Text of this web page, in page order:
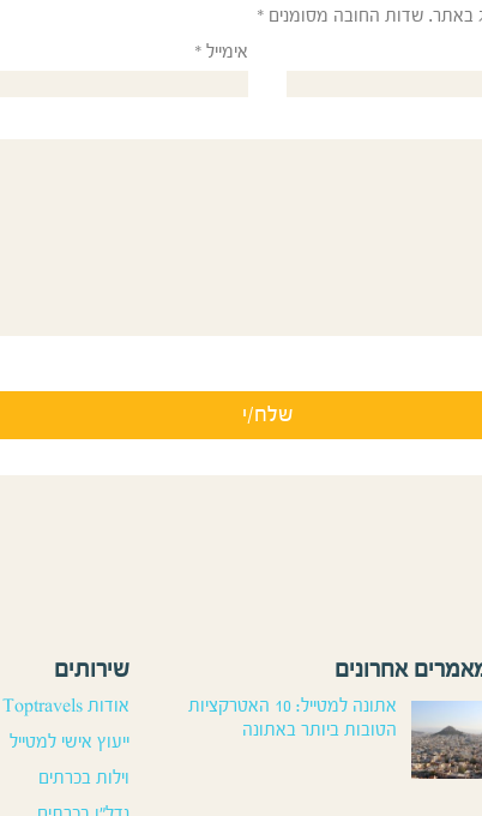
באתר. שדות החובה מסומנים *
אימייל *
שירותים
אודות Toptravels
ייעוץ אישי למטייל
וילות בכרתים
אחרונים
אתונה למטייל: 10 האטרקציות
הטובות ביותר באתונה